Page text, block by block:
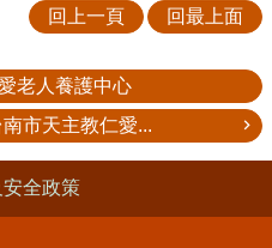
回上一頁 回最上面
老人養護中心
市天主教仁愛...
安全政策